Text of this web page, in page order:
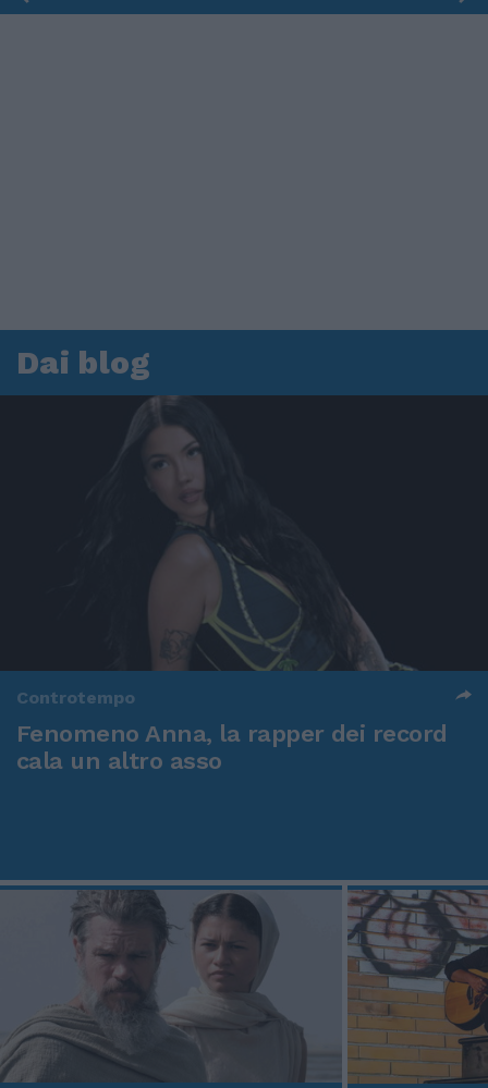
Dai blog
Controtempo
Fenomeno Anna, la rapper dei record
cala un altro asso